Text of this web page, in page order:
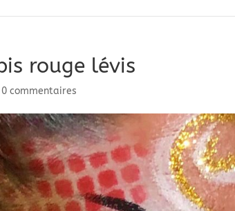
rouge lévis
0 commentaires